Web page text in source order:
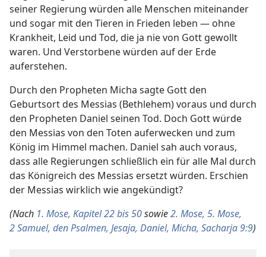
seiner Regierung würden alle Menschen miteinander
und sogar mit den Tieren in Frieden leben — ohne
Krankheit, Leid und Tod, die ja nie von Gott gewollt
waren. Und Verstorbene würden auf der Erde
auferstehen.
Durch den Propheten Micha sagte Gott den
Geburtsort des Messias (Bethlehem) voraus und durch
den Propheten Daniel seinen Tod. Doch Gott würde
den Messias von den Toten auferwecken und zum
König im Himmel machen. Daniel sah auch voraus,
dass alle Regierungen schließlich ein für alle Mal durch
das Königreich des Messias ersetzt würden. Erschien
der Messias wirklich wie angekündigt?
(Nach 1. Mose, Kapitel 22 bis 50sowie2. Mose, 5. Mose,
2 Samuel, den Psalmen, Jesaja, Daniel, Micha, Sacharja 9:9)